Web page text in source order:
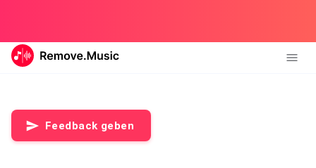
Feedback geben